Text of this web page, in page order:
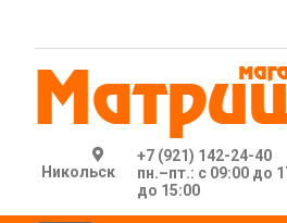
Никольск
+7 (921) 142-24-40
пн.–пт.: с 09:00 до
до 15:00